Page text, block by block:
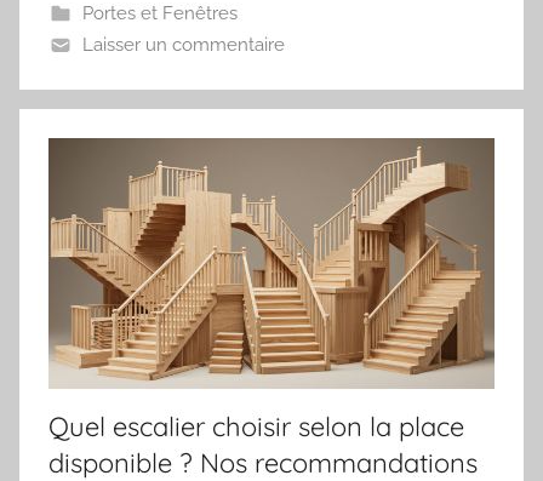
Portes et Fenêtres
Laisser un commentaire
Quel escalier choisir selon la place
disponible ? Nos recommandations